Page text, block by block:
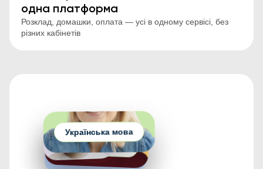
одна платформа
Розклад, домашки, оплата — усі в одному сервісі, без
різних кабінетів
Фізика
Історія України
Німецька мова
Англійська мова